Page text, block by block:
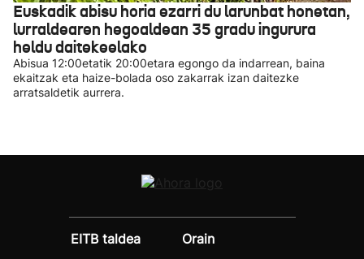
Euskadik abisu horia ezarri du larunbat honetan,
lurraldearen hegoaldean 35 gradu ingurura
heldu daitekeelako
Abisua 12:00etatik 20:00etara egongo da indarrean, baina
ekaitzak eta haize-bolada oso zakarrak izan daitezke
arratsaldetik aurrera.
EITB taldea
Orain